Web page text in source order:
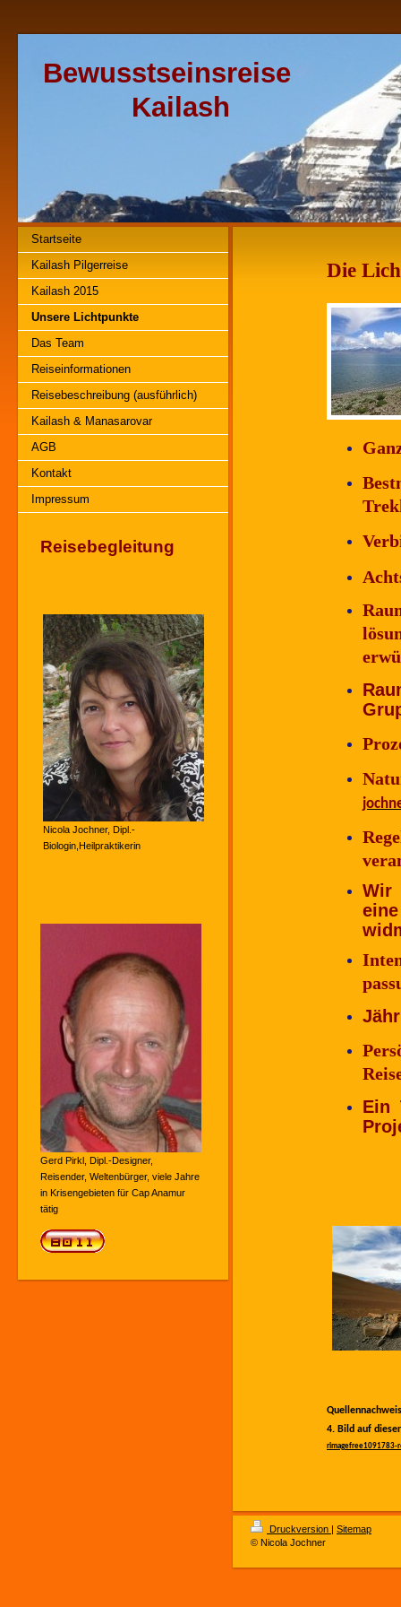
Bewusstseinsreise
Kailash
Startseite
Kailash Pilgerreise
Kailash 2015
Unsere Lichtpunkte
Das Team
Reiseinformationen
Reisebeschreibung (ausführlich)
Kailash & Manasarovar
AGB
Kontakt
Impressum
Reisebegleitung
Nicola Jochner, Dipl.-
Biologin,Heilpraktikerin
Gerd Pirkl, Dipl.-Designer,
Reisender, Weltenbürger, viele Jahre
in Krisengebieten für Cap Anamur
tätig
Die
Wir
Ein
4. Bild auf
rimagefree1091783-
Druckversion | Sitemap
© Nicola Jochner